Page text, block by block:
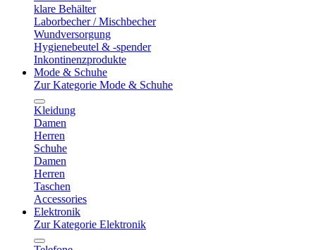
klare Behälter
Laborbecher / Mischbecher
Wundversorgung
Hygienebeutel & -spender
Inkontinenzprodukte
Mode & Schuhe
Zur Kategorie Mode & Schuhe
Kleidung
Damen
Herren
Schuhe
Damen
Herren
Taschen
Accessories
Elektronik
Zur Kategorie Elektronik